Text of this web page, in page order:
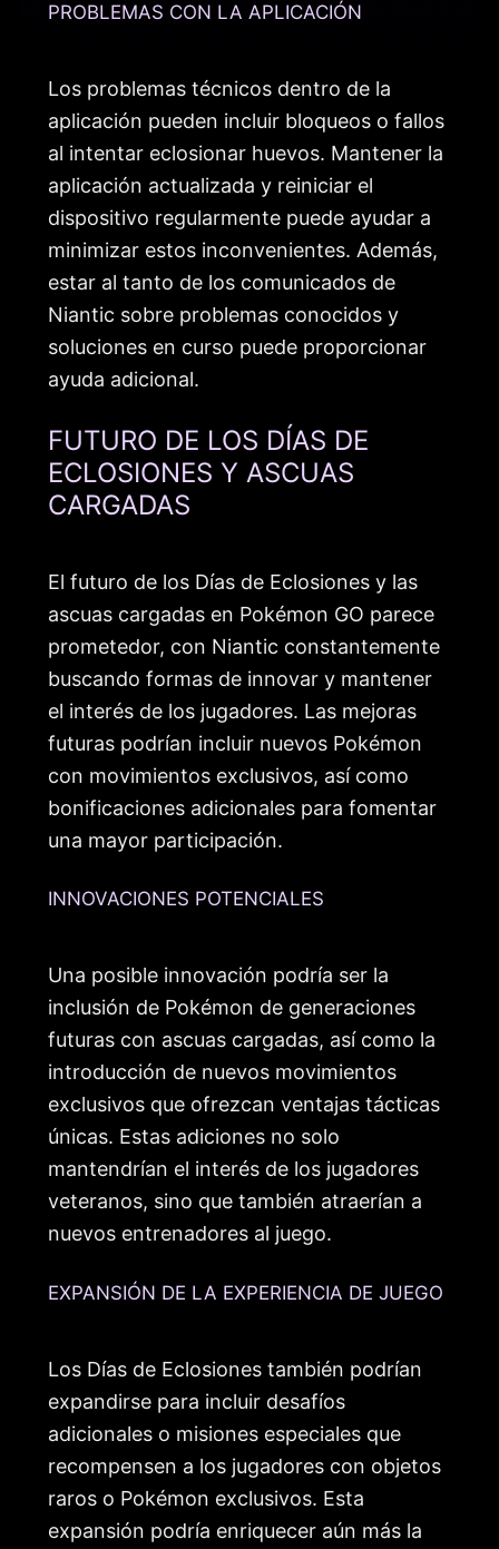
PROBLEMAS CON LA APLICACIÓN
Los problemas técnicos dentro de la
aplicación pueden incluir bloqueos o fallos
al intentar eclosionar huevos. Mantener la
aplicación actualizada y reiniciar el
dispositivo regularmente puede ayudar a
minimizar estos inconvenientes. Además,
estar al tanto de los comunicados de
Niantic sobre problemas conocidos y
soluciones en curso puede proporcionar
ayuda adicional.
FUTURO DE LOS DÍAS DE
ECLOSIONES Y ASCUAS
CARGADAS
El futuro de los Días de Eclosiones y las
ascuas cargadas en Pokémon GO parece
prometedor, con Niantic constantemente
buscando formas de innovar y mantener
el interés de los jugadores. Las mejoras
futuras podrían incluir nuevos Pokémon
con movimientos exclusivos, así como
bonificaciones adicionales para fomentar
una mayor participación.
INNOVACIONES POTENCIALES
Una posible innovación podría ser la
inclusión de Pokémon de generaciones
futuras con ascuas cargadas, así como la
introducción de nuevos movimientos
exclusivos que ofrezcan ventajas tácticas
únicas. Estas adiciones no solo
mantendrían el interés de los jugadores
veteranos, sino que también atraerían a
nuevos entrenadores al juego.
EXPANSIÓN DE LA EXPERIENCIA DE JUEGO
Los Días de Eclosiones también podrían
expandirse para incluir desafíos
adicionales o misiones especiales que
recompensen a los jugadores con objetos
raros o Pokémon exclusivos. Esta
expansión podría enriquecer aún más la